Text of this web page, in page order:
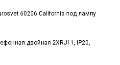
60206 California под лампу
двойная 2XRJ11, IP20,